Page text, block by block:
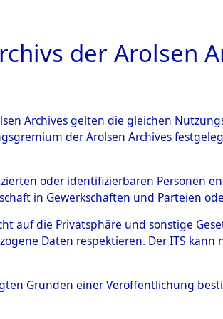
ÜBERSICHT BILD
→0061
(84619060)
der Arolsen
Archives gelten die gleichen
der Arolsen Archives
oder identifizierbaren Personen
in Gewerkschaften und Parteien
auf die Privatsphäre und sonstige
Daten respektieren. Der ITS
Gründen einer Veröffentlichung